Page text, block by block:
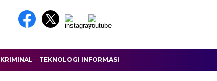
KRIMINAL TEKNOLOGI INFORMASI